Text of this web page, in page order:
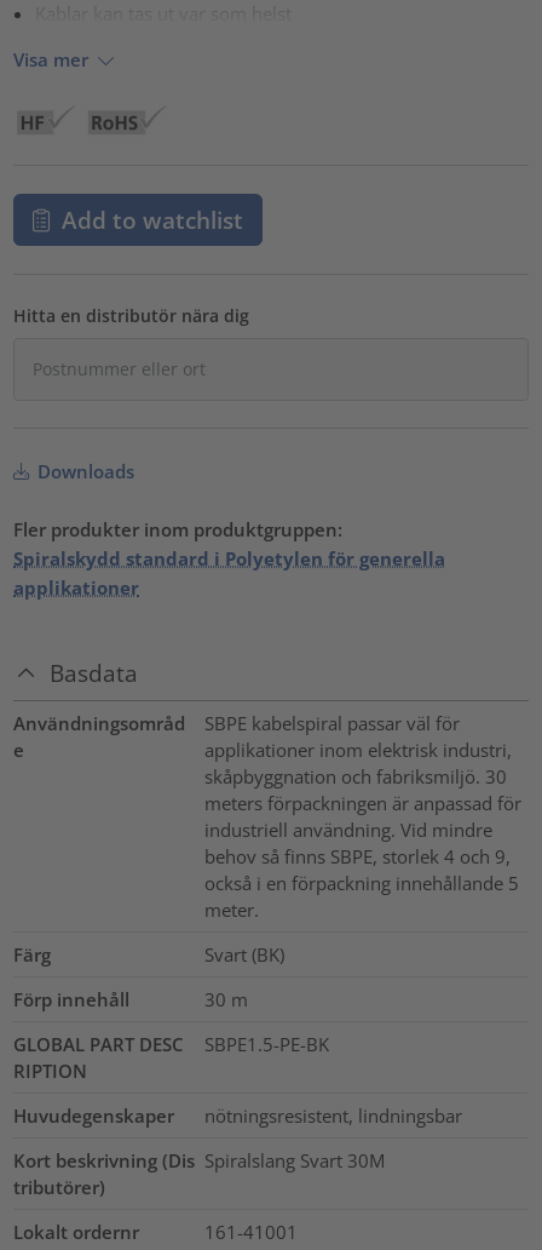
Visa mer
Add to watchlist
Hitta en distributör nära dig
Downloads
Fler produkter inom produktgruppen:
Spiralskydd standard i Polyetylen för generella
applikationer
Basdata
Användningsområd
e
SBPE kabelspiral passar väl för
applikationer inom elektrisk industri,
skåpbyggnation och fabriksmiljö. 30
meters förpackningen är anpassad för
industriell användning. Vid mindre
behov så finns SBPE, storlek 4 och 9,
också i en förpackning innehållande 5
meter.
Färg
Svart (BK)
Förp innehåll
30 m
GLOBAL PART DESC
RIPTION
SBPE1.5-PE-BK
Huvudegenskaper
nötningsresistent, lindningsbar
Kort beskrivning (Dis
tributörer)
Spiralslang Svart 30M
Lokalt ordernr
161-41001